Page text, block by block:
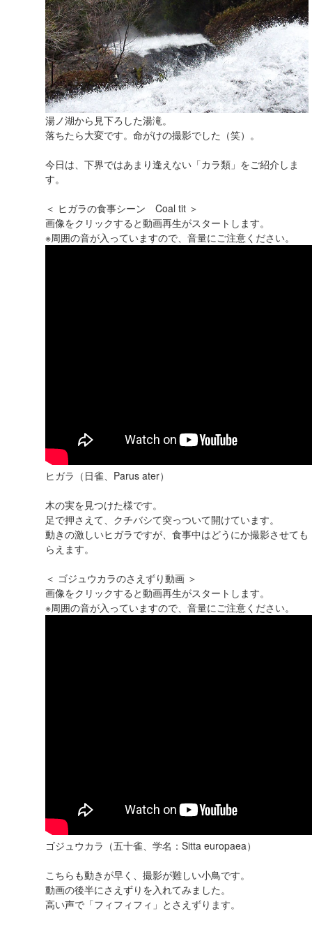
湯ノ湖から見下ろした湯滝。
落ちたら大変です。命がけの撮影でした（笑）。
今日は、下界ではあまり逢えない「カラ類」をご紹介しま
す。
＜ ヒガラの食事シーン Coal tit ＞
画像をクリックすると動画再生がスタートします。
※周囲の音が入っていますので、音量にご注意ください。
ヒガラ（日雀、Parus ater）
木の実を見つけた様です。
足で押さえて、クチバシて突っついて開けています。
動きの激しいヒガラですが、食事中はどうにか撮影させても
らえます。
＜ ゴジュウカラのさえずり動画 ＞
画像をクリックすると動画再生がスタートします。
※周囲の音が入っていますので、音量にご注意ください。
ゴジュウカラ（五十雀、学名：Sitta europaea）
こちらも動きが早く、撮影が難しい小鳥です。
動画の後半にさえずりを入れてみました。
高い声で「フィフィフィ」とさえずります。